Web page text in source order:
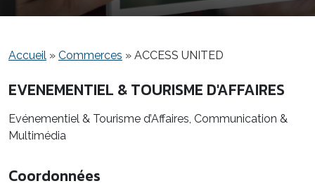
Accueil » Commerces » ACCESS UNITED
EVENEMENTIEL & TOURISME D'AFFAIRES
Evénementiel & Tourisme d’Affaires, Communication &
Multimédia
Coordonnées